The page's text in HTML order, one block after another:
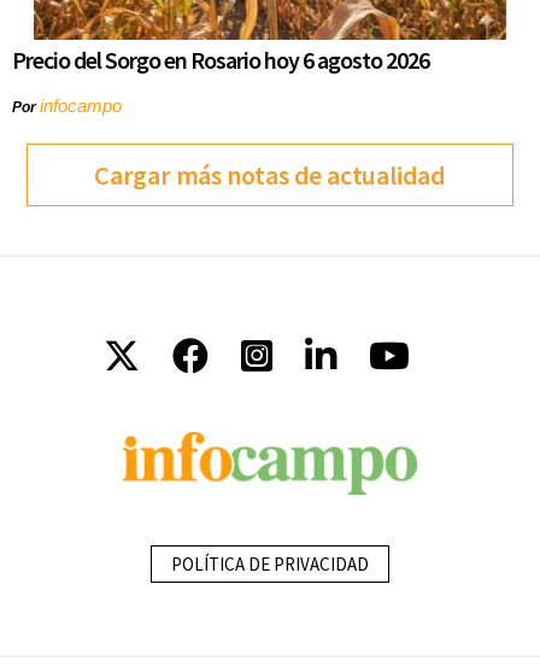
Precio del Sorgo en Rosario hoy 6 agosto 2026
Porinfocampo
Cargar más notas de actualidad
POLÍTICA DE PRIVACIDAD